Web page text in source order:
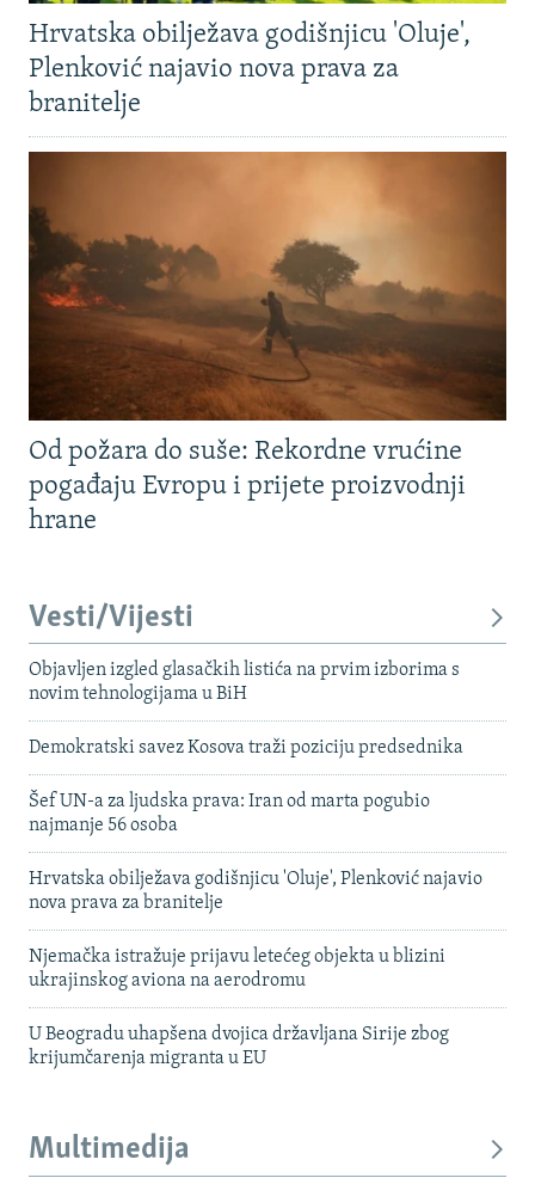
Hrvatska obilježava godišnjicu 'Oluje',
Plenković najavio nova prava za
branitelje
Od požara do suše: Rekordne vrućine
pogađaju Evropu i prijete proizvodnji
hrane
Vesti/Vijesti
Objavljen izgled glasačkih listića na prvim izborima s
novim tehnologijama u BiH
Demokratski savez Kosova traži poziciju predsednika
Šef UN-a za ljudska prava: Iran od marta pogubio
najmanje 56 osoba
Hrvatska obilježava godišnjicu 'Oluje', Plenković najavio
nova prava za branitelje
Njemačka istražuje prijavu letećeg objekta u blizini
ukrajinskog aviona na aerodromu
U Beogradu uhapšena dvojica državljana Sirije zbog
krijumčarenja migranta u EU
Multimedija